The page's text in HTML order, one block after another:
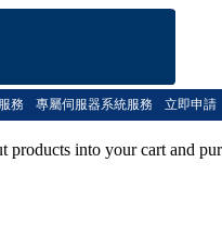
務 專屬伺服器系統服務 立即申請
into your cart and